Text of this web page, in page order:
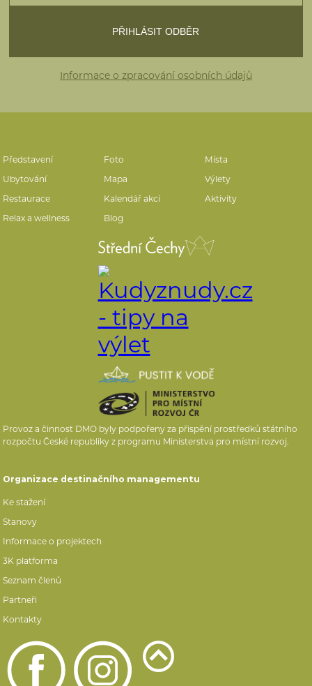
Informace o zpracování osobních údajů
Představení Foto
Místa
Ubytování
Mapa
Výlety
Restaurace
Kalendář akcí
Aktivity
Relax a wellness
Blog
Provoz a činnost DMO byly podpořeny za přispění prostředků státního
rozpočtu České republiky z programu Ministerstva pro místní rozvoj.
Organizace destinačního managementu
Ke stažení
Stanovy
Informace o projektech
3K platforma
Seznam členů
Partneři
Kontakty